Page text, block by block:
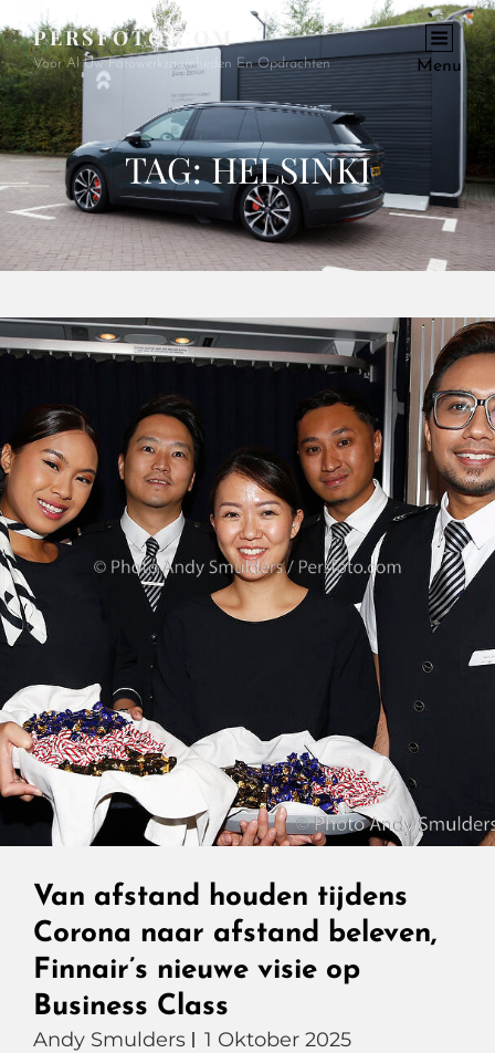
PERSFOTO.COM
Voor Al Uw Fotowerkzaamheden En Opdrachten Menu
TAG:HELSINKI
Van afstand houden tijdens
Corona naar afstand beleven,
Finnair’s nieuwe visie op
Business Class
Andy Smulders 1 Oktober 2025